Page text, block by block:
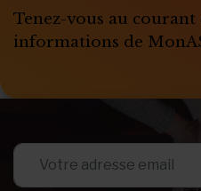
Tenez-vous au courant
informations de